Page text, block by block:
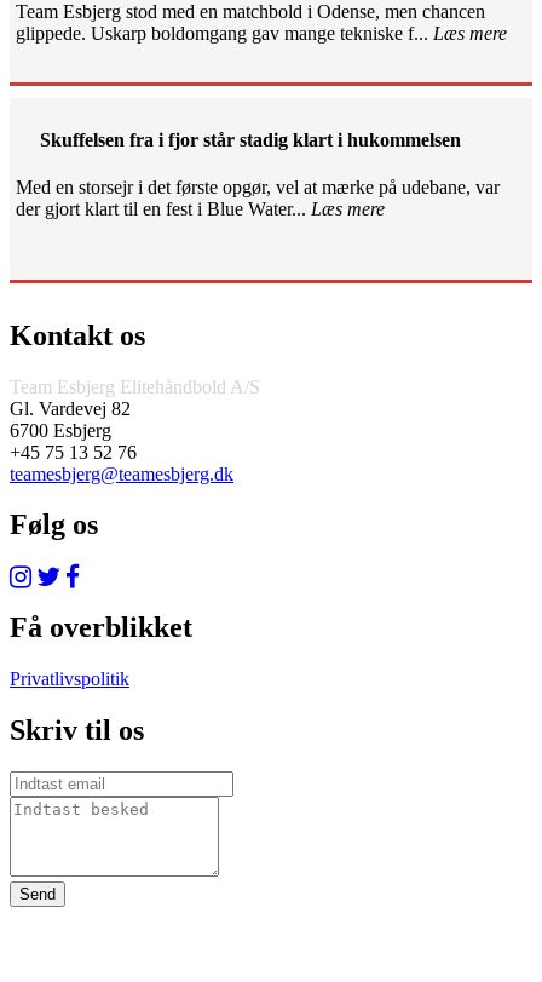
Team Esbjerg stod med en matchbold i Odense, men chancen
glippede. Uskarp boldomgang gav mange tekniske f... Læs mere
Skuffelsen fra i fjor står stadig klart i hukommelsen
Med en storsejr i det første opgør, vel at mærke på udebane, var
der gjort klart til en fest i Blue Water... Læs mere
Kontakt os
Team Esbjerg Elitehåndbold A/S
Gl. Vardevej 82
6700 Esbjerg
+45 75 13 52 76
teamesbjerg@teamesbjerg.dk
Følg os
Få overblikket
Privatlivspolitik
Skriv til os